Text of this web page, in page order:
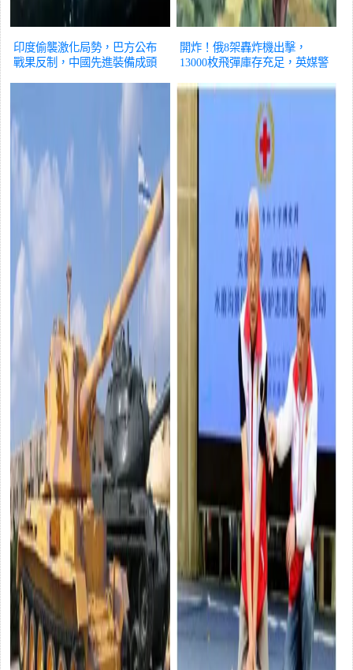
印度偷襲激化局勢，巴方公布
戰果反制，中國先進裝備成頭
開炸！俄8架轟炸機出擊，
13000枚飛彈庫存充足，英媒警